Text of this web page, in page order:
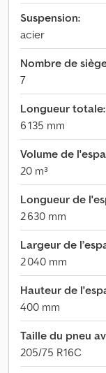
Suspension:
acier
Nombre de
7
Longueur totale:
6 135 mm
Volume de
20 m³
Longueur de
2 630 mm
Largeur de
2 040 mm
Hauteur de
400 mm
Taille du pneu
205/75 R16C